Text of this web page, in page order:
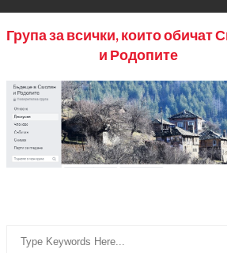
Група за всички, които обичат
и Родопите